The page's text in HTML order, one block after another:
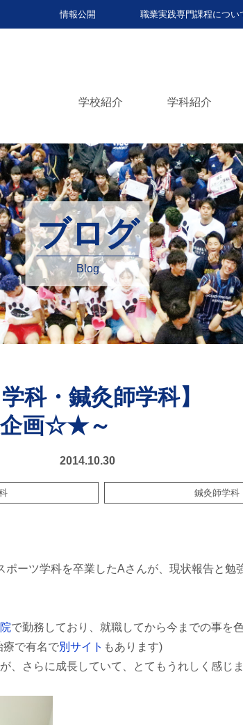
情報公開 職業実践専門課程につい
学校紹介 学科紹介
ブログ
Blog
学科・鍼灸師学科】
画☆★～
2014.10.30
鍼灸師学科
ポーツ学科を卒業したAさんが、現状報告と勉
で勤務しており、就職してから今までの事を
療で有名で別サイト もあります)
、さらに成長していて、とてもうれしく感じ